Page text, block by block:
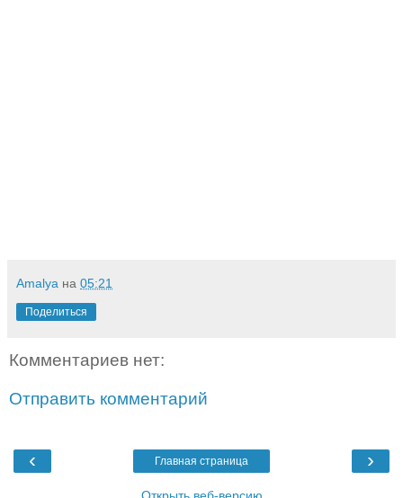
Amalya на 05:21
Поделиться
Комментариев нет:
Отправить комментарий
‹ ›
Главная страница
Открыть веб-версию